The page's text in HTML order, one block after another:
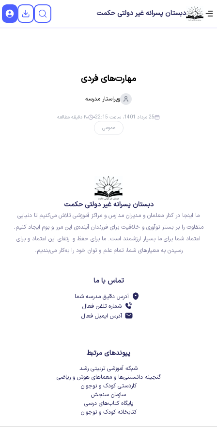
دبستان پسرانه غیر دولتی حکمت
مهارت‌های فردی
ویراستار مدرسه
عمومی
25 مرداد 1401، ساعت 22:15 ۲۰ دقیقه مطالعه
دبستان پسرانه غیر دولتی حکمت
ما اینجا در کنار معلمان و مدیران مدارس و مراکز آموزشی تلاش می‌کنیم تا دنیایی
متفاوت را بر بستر نوآوری و خلاقیت برای فرزندان آینده‌ی این مرز و بوم ایجاد کنیم.
اعتماد شما برای ما بسیار ارزشمند است. ما برای حفظ و ارتقای این اعتماد و برای
رسیدن به معیارهای شما، تمام علم و توان خود را به‌کار می‌بندیم.
تماس با ما
آدرس دقیق مدرسه شما
شماره تلفن فعال
آدرس ایمیل فعال
پیوندهای مرتبط
شبکه آموزشی تربیتی رشد
گنجینه دانستنی‌ها و معماهای هوش و ریاضی
کاردستی کودک و نوجوان
سازمان سنجش
پایگاه کتاب‌های درسی
کتابخانه کودک و نوجوان